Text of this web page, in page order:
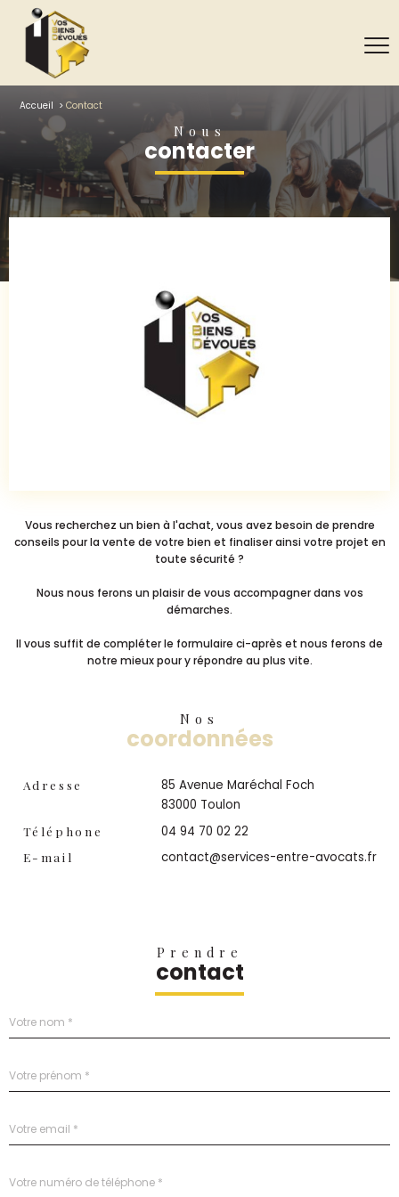
Accueil Contact
Nous
contacter
Vous recherchez un bien à l'achat, vous avez besoin de prendre
conseils pour la vente de votre bien et finaliser ainsi votre projet en
toute sécurité ?
Nous nous ferons un plaisir de vous accompagner dans vos
démarches.
Il vous suffit de compléter le formulaire ci-après et nous ferons de
notre mieux pour y répondre au plus vite.
Nos
coordonnées
Adresse
85 Avenue Maréchal Foch
83000 Toulon
Téléphone 04 94 70 02 22
E-mail contact@services-entre-avocats.fr
Prendre
contact
e
n
e
i
e
z
o
*
*
email
*
*